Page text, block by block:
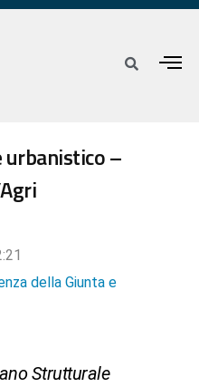
urbanistico –
della Giunta e
Strutturale